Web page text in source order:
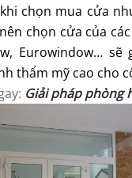
chọn mua cửa
chọn cửa của
Eurowindow… sẽ
thẩm mỹ cao cho
Giải pháp phòng